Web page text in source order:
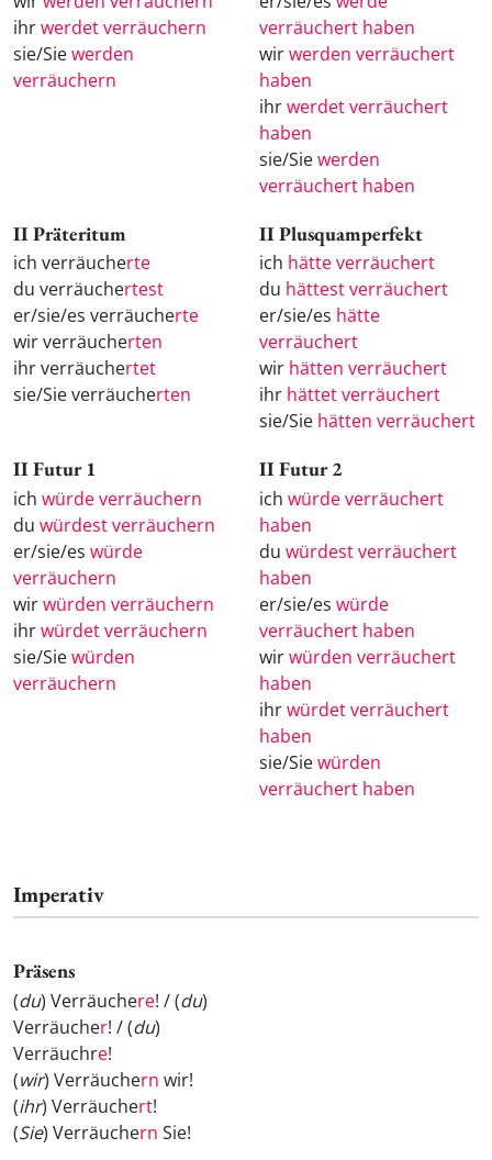
ihrwerdet verräuchern
sie/Siewerden
verräuchern
verräuchert haben
wirwerden verräuchert
haben
ihrwerdet verräuchert
haben
sie/Siewerden
verräuchert haben
II Präteritum
ich verräucherte
du verräuchertest
er/sie/es verräucherte
wir verräucherten
ihr verräuchertet
sie/Sie verräucherten
II Plusquamperfekt
ich hätte verräuchert
du hättest verräuchert
er/sie/es hätte
verräuchert
wir hätten verräuchert
ihr hättet verräuchert
sie/Sie hätten verräuchert
II Futur 1
ich würde verräuchern
du würdest verräuchern
er/sie/es würde
verräuchern
wirwürden verräuchern
ihrwürdet verräuchern
sie/Siewürden
verräuchern
II Futur 2
ich würde verräuchert
haben
du würdest verräuchert
haben
er/sie/es würde
verräuchert haben
wirwürden verräuchert
haben
ihrwürdet verräuchert
haben
sie/Siewürden
verräuchert haben
Imperativ
Präsens
(du) Verräuchere! / (du)
Verräucher! / (du)
Verräuchre!
(wir) Verräuchern wir!
(ihr) Verräuchert!
(Sie) Verräuchern Sie!